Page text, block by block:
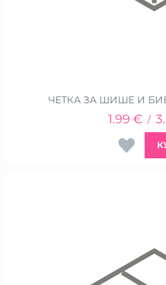
ЧЕТКА ЗА ШИШЕ И
1.99 € /